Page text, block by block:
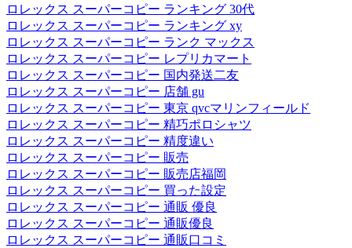
ロレックス スーパーコピー ランキング 30代
ロレックス スーパーコピー ランキング xy
ロレックス スーパーコピー ランク マックス
ロレックス スーパーコピー レプリカマート
ロレックス スーパーコピー 国内発送二友
ロレックス スーパーコピー 店舗 gu
ロレックス スーパーコピー 東京 qvcマリンフィールド
ロレックス スーパーコピー 精巧ポロシャツ
ロレックス スーパーコピー 精度違い
ロレックス スーパーコピー 販売
ロレックス スーパーコピー 販売店福岡
ロレックス スーパーコピー 買った設定
ロレックス スーパーコピー 通販 優良
ロレックス スーパーコピー 通販優良
ロレックス スーパーコピー 通販口コミ